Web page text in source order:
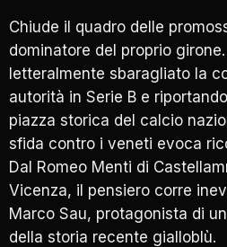
Chiude il quadro delle
dominatore del proprio
letteralmente sbaragliato la
autorità in Serie B e
piazza storica del calcio
sfida contro i veneti evoca
Dal Romeo Menti di
Vicenza, il pensiero corre
Marco Sau, protagonista di
della storia recente gialloblù.